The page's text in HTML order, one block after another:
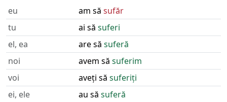
eu am să sufăr
tu
ai să suferi
el, ea
are să suferă
noi
avem să suferim
voi
aveți să suferiți
ei, ele
au să suferă